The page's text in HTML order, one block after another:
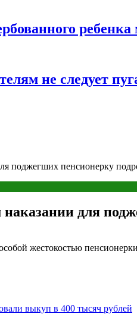
ребенка
не следует
поджегших пенсионерку
для
жестокостью
выкуп в 400 тысяч рублей